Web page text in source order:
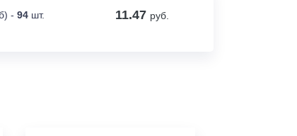
-94 шт. 11.47 руб.